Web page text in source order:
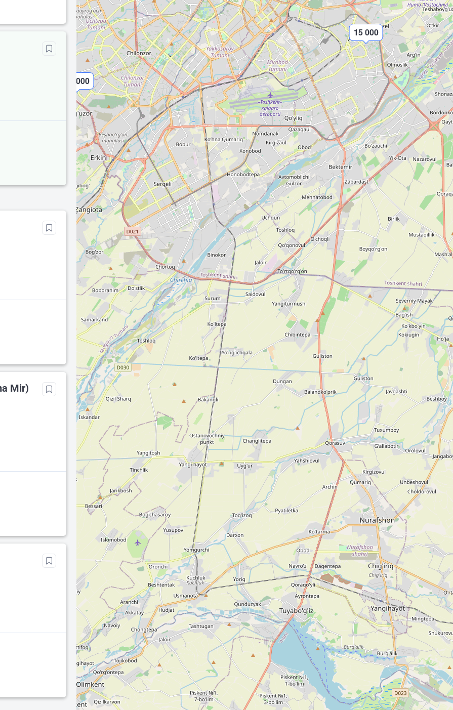
Mir)
11 000
15 000